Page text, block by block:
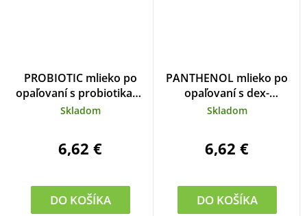
PROBIOTIC mlieko po
opaľovaní s probiotikami
300 ml
Skladom
6,62 €
DO KOŠÍKA
PANTHENOL mlieko po
opaľovaní s dex-
panthenolom 6% 300 ml
Skladom
6,62 €
DO KOŠÍKA